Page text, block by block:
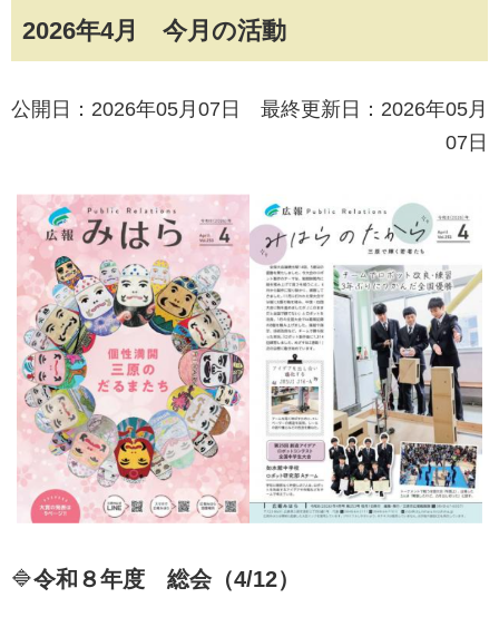
2026年4月 今月の活動
公開日：2026年05月07日 最終更新日：2026年05月
07日
🔷令和８年度 総会（4/12）